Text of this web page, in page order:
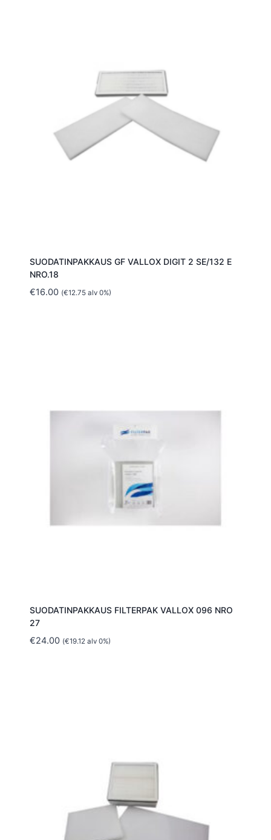
SUODATINPAKKAUS GF VALLOX DIGIT 2 SE/132 E
NRO.18
€16.00 (€12.75alv 0%)
SUODATINPAKKAUS FILTERPAK VALLOX 096 NRO
27
€24.00 (€19.12alv 0%)